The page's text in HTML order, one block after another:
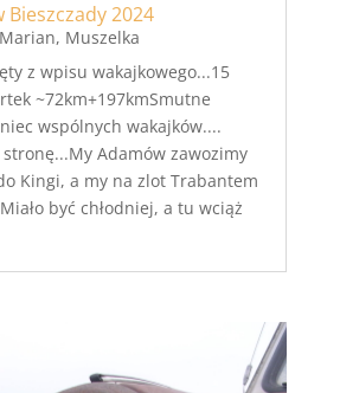
2024
Marian, Muszelka
z wpisu wakajkowego...15
~72km+197kmSmutne
wspólnych wakajków....
Adamów zawozimy
Kingi, a my na zlot Trabantem
być chłodniej, a tu wciąż